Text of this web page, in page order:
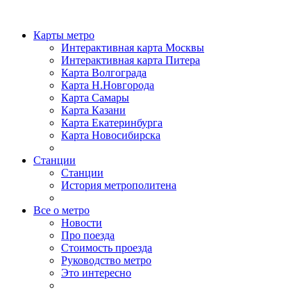
Карты метро
Интерактивная карта Москвы
Интерактивная карта Питера
Карта Волгограда
Карта Н.Новгорода
Карта Самары
Карта Казани
Карта Екатеринбурга
Карта Новосибирска
Станции
Станции
История метрополитена
Все о метро
Новости
Про поезда
Стоимость проезда
Руководство метро
Это интересно